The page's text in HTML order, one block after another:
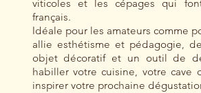
viticoles et les cépages qui
français.
Idéale pour les amateurs comme
allie esthétisme et pédagogie,
objet décoratif et un outil de
habiller votre cuisine, votre
inspirer votre prochaine